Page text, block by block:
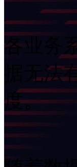
各业务
据无法
度。